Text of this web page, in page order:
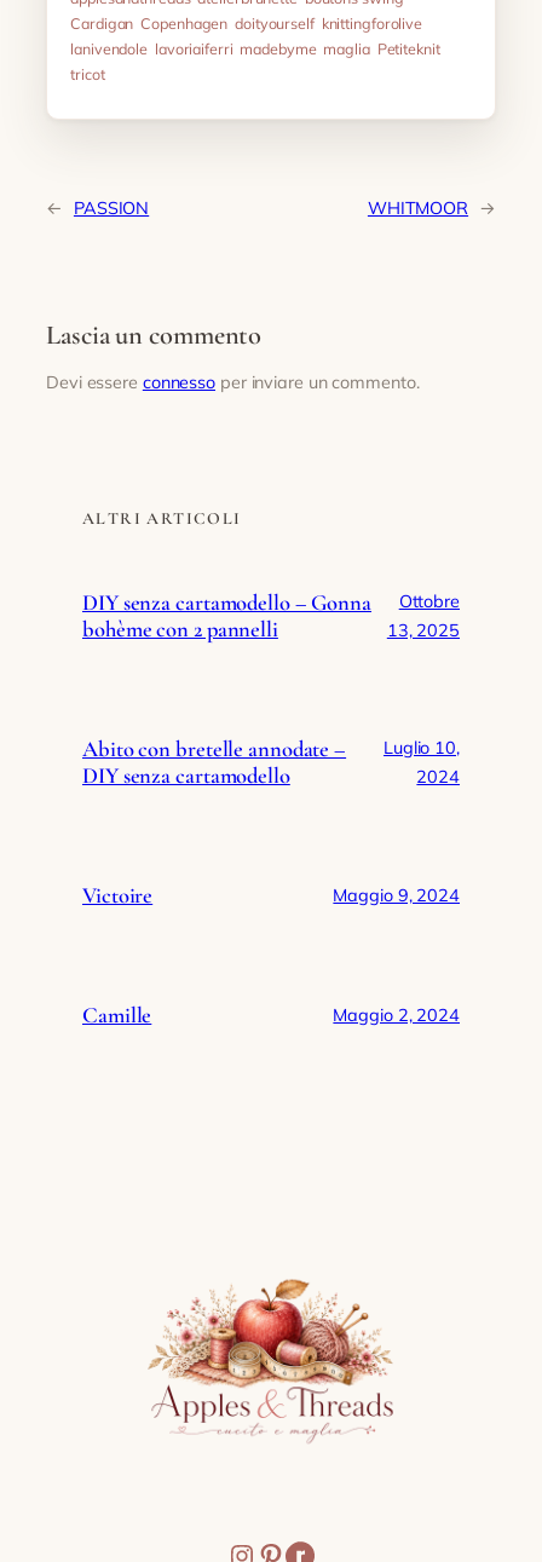
Cardigan Copenhagen doityourself knittingforolive
lanivendole lavoriaiferri madebyme maglia Petiteknit
tricot
← PASSION WHITMOOR →
Lascia un commento
Devi essere connesso per inviare un commento.
ALTRI ARTICOLI
DIY senza cartamodello – Gonna
bohème con 2 pannelli
Ottobre
13, 2025
Abito con bretelle annodate –
DIY senza cartamodello
Luglio 10,
2024
Victoire Maggio 9, 2024
Camille Maggio 2, 2024
Instagram
Pinterest
Icona condividi